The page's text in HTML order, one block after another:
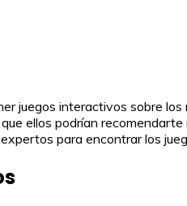
juegos interactivos sobre
ellos podrían
para encontrar los